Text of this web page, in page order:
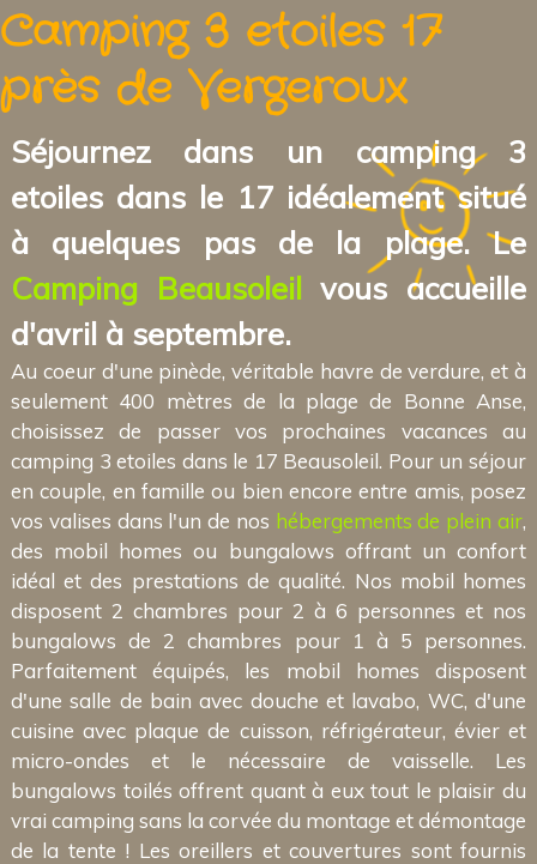
Camping 3 etoiles 17
près de Vergeroux
Séjournez dans un camping 3
etoiles dans le 17 idéalement situé
à quelques pas de la plage. Le
Camping Beausoleil vous accueille
d'avril à septembre.
Au coeur d'une pinède, véritable havre de verdure, et à
seulement 400 mètres de la plage de Bonne Anse,
choisissez de passer vos prochaines vacances au
camping 3 etoiles dans le 17 Beausoleil. Pour un séjour
en couple, en famille ou bien encore entre amis, posez
vos valises dans l'un de nos hébergements de plein air,
des mobil homes ou bungalows offrant un confort
idéal et des prestations de qualité. Nos mobil homes
disposent 2 chambres pour 2 à 6 personnes et nos
bungalows de 2 chambres pour 1 à 5 personnes.
Parfaitement équipés, les mobil homes disposent
d'une salle de bain avec douche et lavabo, WC, d'une
cuisine avec plaque de cuisson, réfrigérateur, évier et
micro-ondes et le nécessaire de vaisselle. Les
bungalows toilés offrent quant à eux tout le plaisir du
vrai camping sans la corvée du montage et démontage
de la tente ! Les oreillers et couvertures sont fournis